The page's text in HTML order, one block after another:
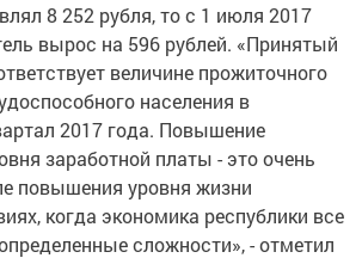
8 252 рубля, то с 1 июля 2017
вырос на 596 рублей. «Принятый
величине прожиточного
населения в
2017 года. Повышение
заработной платы - это очень
повышения уровня жизни
когда экономика республики все
сложности», - отметил